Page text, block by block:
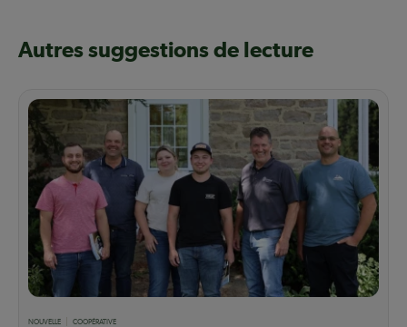
Autres suggestions de lecture
NOUVELLE COOPÉRATIVE